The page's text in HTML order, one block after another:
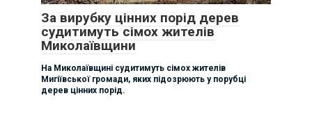
За вирубку цінних порід дерев
судитимуть сімох жителів
Миколаївщини
На Миколаївщині судитимуть сімох жителів
Мигіївської громади, яких підозрюють у порубці
дерев цінних порід.